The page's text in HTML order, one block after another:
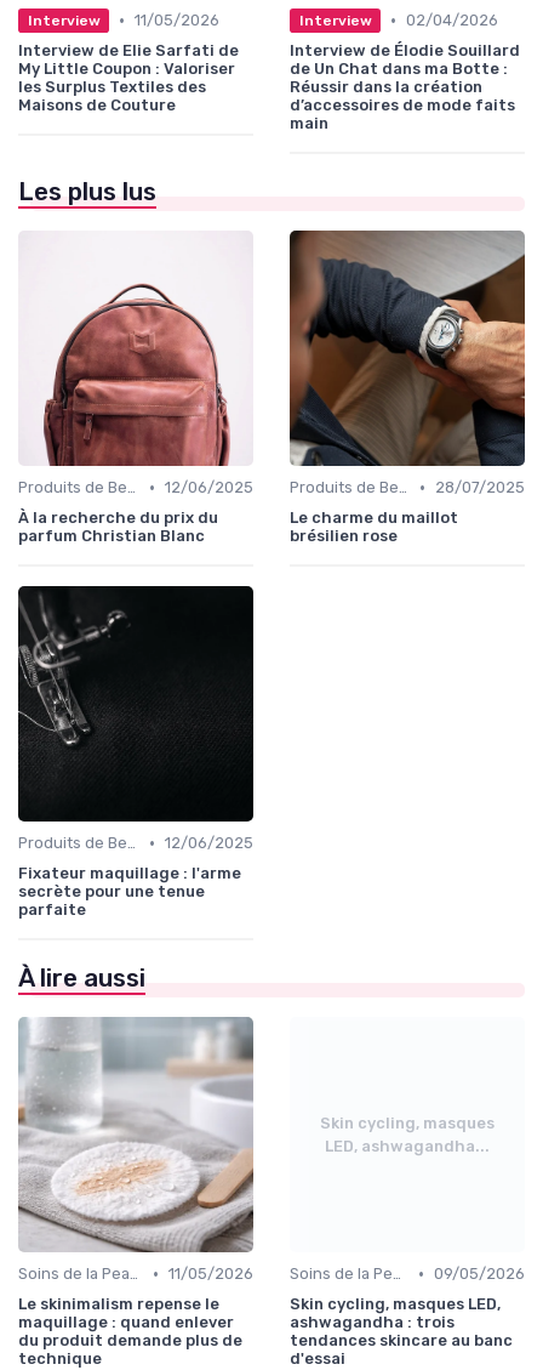
Interview • 11/05/2026
Interview de Elie Sarfati de
My Little Coupon : Valoriser
les Surplus Textiles des
Maisons de Couture
Interview • 02/04/2026
Interview de Élodie Souillard
de Un Chat dans ma Botte :
Réussir dans la création
d’accessoires de mode faits
main
Les plus lus
Produits de Beauté et Cosmétiques • 12/06/2025
À la recherche du prix du
parfum Christian Blanc
Produits de Beauté et Cosmétiques •
28/07/2025
Le charme du maillot
brésilien rose
Produits de Beauté et Cosmétiques • 12/06/2025
Fixateur maquillage : l'arme
secrète pour une tenue
parfaite
À lire aussi
Soins de la Peau et Maquillage • 11/05/2026
Le skinimalism repense le
maquillage : quand enlever
du produit demande plus de
technique
Skin cycling, masques
LED, ashwagandha...
Soins de la Peau et Maquillage • 09/05/2026
Skin cycling, masques LED,
ashwagandha : trois
tendances skincare au banc
d'essai